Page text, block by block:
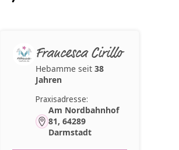
Francesca Cirillo
Hebamme seit 38
Jahren
Praxisadresse:
Am Nordbahnhof
81, 64289
Darmstadt